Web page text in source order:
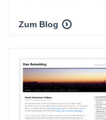
Zum Blog